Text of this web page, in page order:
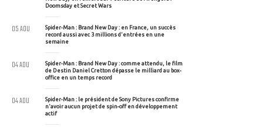
Doomsday et Secret Wars
Spider-Man : Brand New Day : en France, un succès
record aussi avec 3 millions d'entrées en une
semaine
05 AOU
Spider-Man : Brand New Day : comme attendu, le film
de Destin Daniel Cretton dépasse le milliard au box-
office en un temps record
04 AOU
Spider-Man : le président de Sony Pictures confirme
n'avoir aucun projet de spin-off en développement
actif
04 AOU